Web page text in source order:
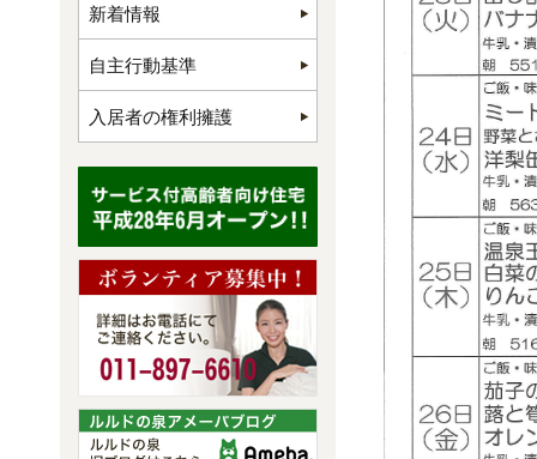
新着情報
自主行動基準
入居者の権利擁護